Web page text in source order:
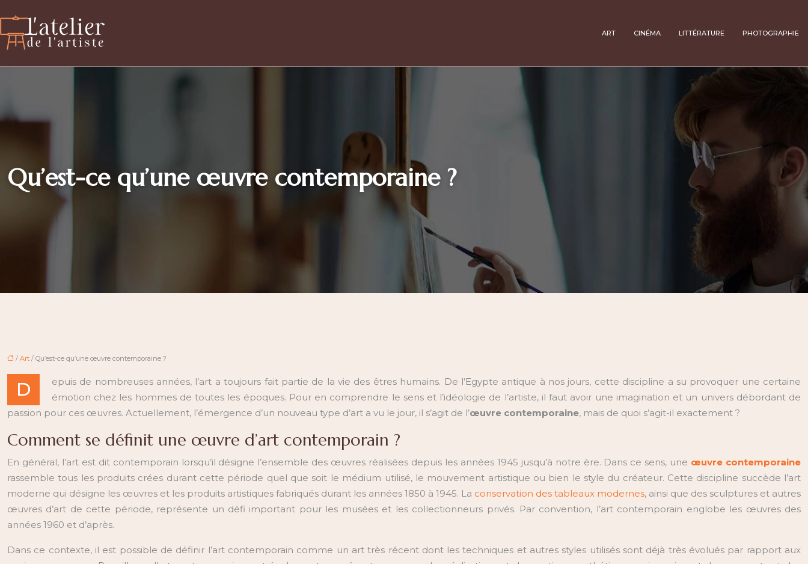
ART CINÉMA LITTÉRATURE PHOTOGRAPHIE
Qu’est-ce qu’une œuvre contemporaine ?
/ Art / Qu’est-ce qu’une œuvre contemporaine ?
D
epuis de nombreuses années, l’art a toujours fait partie de la vie des êtres humains. De l’Egypte antique à nos jours, cette discipline a su provoquer une certaine
émotion chez les hommes de toutes les époques. Pour en comprendre le sens et l’idéologie de l’artiste, il faut avoir une imagination et un univers débordant de
passion pour ces œuvres. Actuellement, l’émergence d’un nouveau type d’art a vu le jour, il s’agit de l’œuvre contemporaine, mais de quoi s’agit-il exactement ?
Comment se définit une œuvre d’art contemporain ?
En général, l’art est dit contemporain lorsqu’il désigne l’ensemble des œuvres réalisées depuis les années 1945 jusqu’à notre ère. Dans ce sens, une œuvre contemporaine
rassemble tous les produits crées durant cette période quel que soit le médium utilisé, le mouvement artistique ou bien le style du créateur. Cette discipline succède l’art
moderne qui désigne les œuvres et les produits artistiques fabriqués durant les années 1850 à 1945. La conservation des tableaux modernes, ainsi que des sculptures et autres
œuvres d’art de cette période, représente un défi important pour les musées et les collectionneurs privés. Par convention, l’art contemporain englobe les œuvres des
années 1960 et d’après.
Dans ce contexte, il est possible de définir l’art contemporain comme un art très récent dont les techniques et autres styles utilisés sont déjà très évolués par rapport aux